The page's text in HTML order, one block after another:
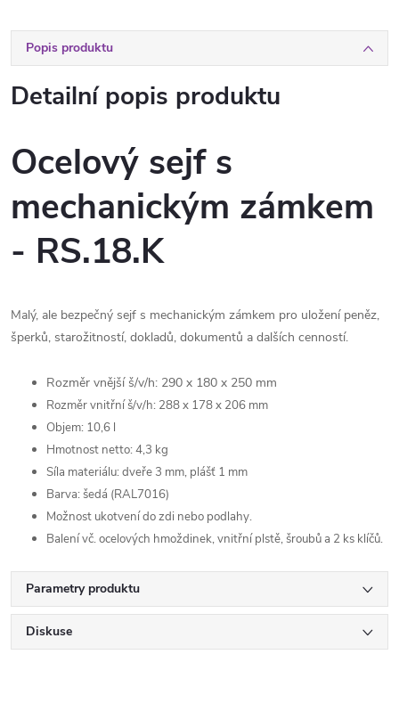
Popis produktu
Detailní popis produktu
Ocelový sejf s
mechanickým zámkem
- RS.18.K
Malý, ale bezpečný sejf s mechanickým zámkem pro uložení peněz,
šperků, starožitností, dokladů, dokumentů a dalších cenností.
Rozměr vnější š/v/h: 290 x 180 x 250 mm
Rozměr vnitřní š/v/h: 288 x 178 x 206 mm
Objem: 10,6 l
Hmotnost netto: 4,3 kg
Síla materiálu: dveře 3 mm, plášť 1 mm
Barva: šedá (RAL7016)
Možnost ukotvení do zdi nebo podlahy.
Balení vč. ocelových hmoždinek,vnitřní plstě, šroubů a 2 ks klíčů.
Parametry produktu
Diskuse